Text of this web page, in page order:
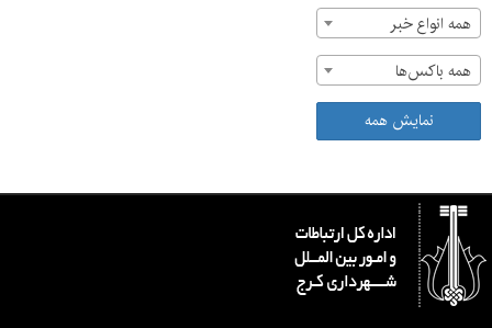
همه انواع خبر
همه باکس‌ها
نمایش همه